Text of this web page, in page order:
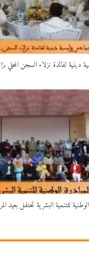
دينية لفائدة نزلاء السجن المحلي
للتنمية البشرية تحتفل بعيد